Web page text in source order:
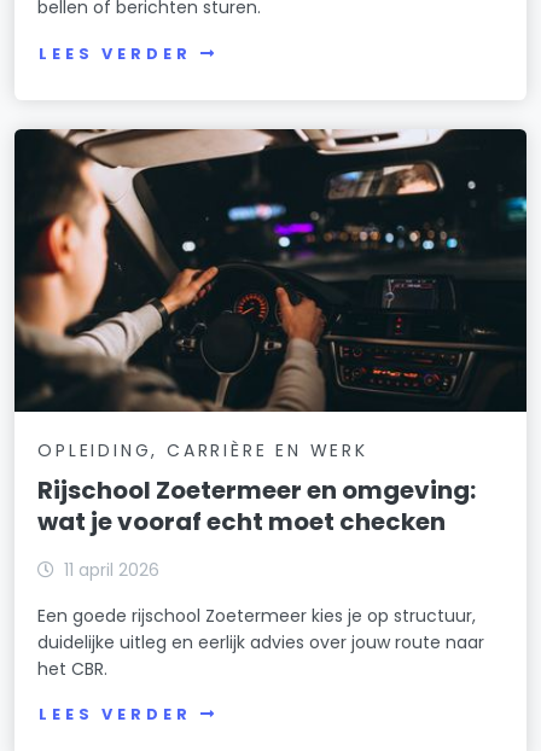
bellen of berichten sturen.
LEES VERDER
OPLEIDING, CARRIÈRE EN WERK
Rijschool Zoetermeer en omgeving:
wat je vooraf echt moet checken
11 april 2026
Een goede rijschool Zoetermeer kies je op structuur,
duidelijke uitleg en eerlijk advies over jouw route naar
het CBR.
LEES VERDER